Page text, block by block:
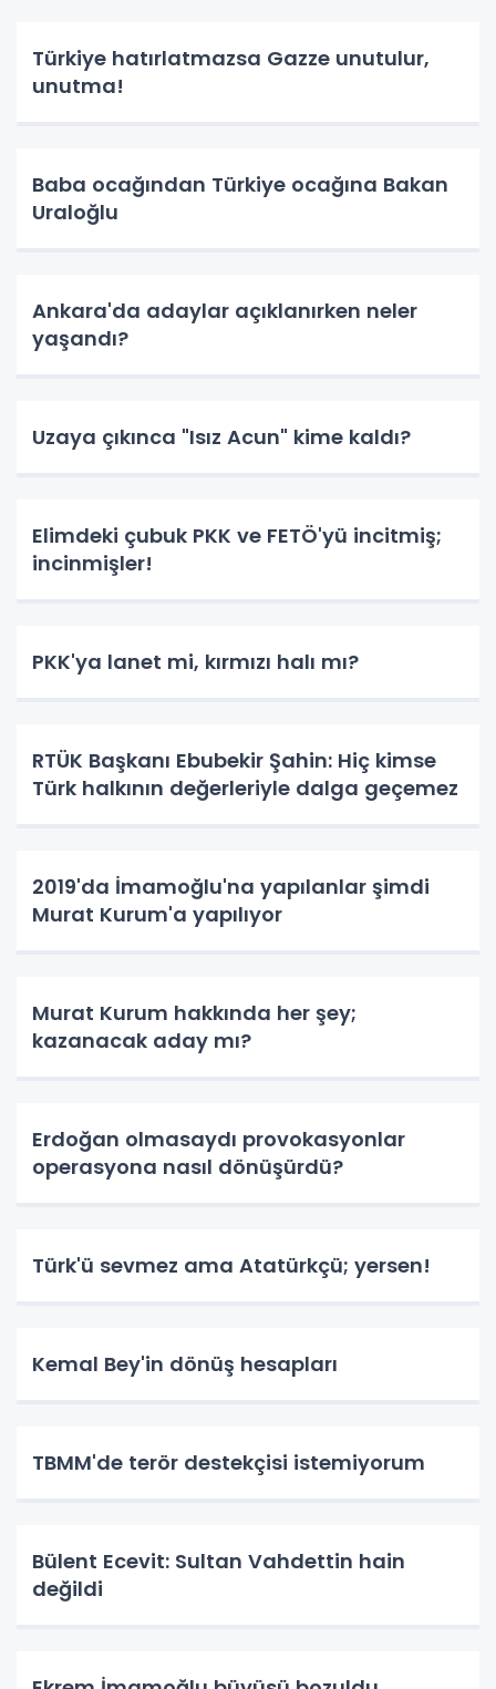
Türkiye hatırlatmazsa Gazze unutulur,
unutma!
Baba ocağından Türkiye ocağına Bakan
Uraloğlu
Ankara'da adaylar açıklanırken neler
yaşandı?
Uzaya çıkınca "Isız Acun" kime kaldı?
Elimdeki çubuk PKK ve FETÖ'yü incitmiş;
incinmişler!
PKK'ya lanet mi, kırmızı halı mı?
RTÜK Başkanı Ebubekir Şahin: Hiç kimse
Türk halkının değerleriyle dalga geçemez
2019'da İmamoğlu'na yapılanlar şimdi
Murat Kurum'a yapılıyor
Murat Kurum hakkında her şey;
kazanacak aday mı?
Erdoğan olmasaydı provokasyonlar
operasyona nasıl dönüşürdü?
Türk'ü sevmez ama Atatürkçü; yersen!
Kemal Bey'in dönüş hesapları
TBMM'de terör destekçisi istemiyorum
Bülent Ecevit: Sultan Vahdettin hain
değildi